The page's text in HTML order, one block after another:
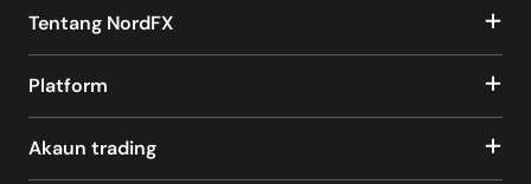
Tentang NordFX
Platform
Akaun trading